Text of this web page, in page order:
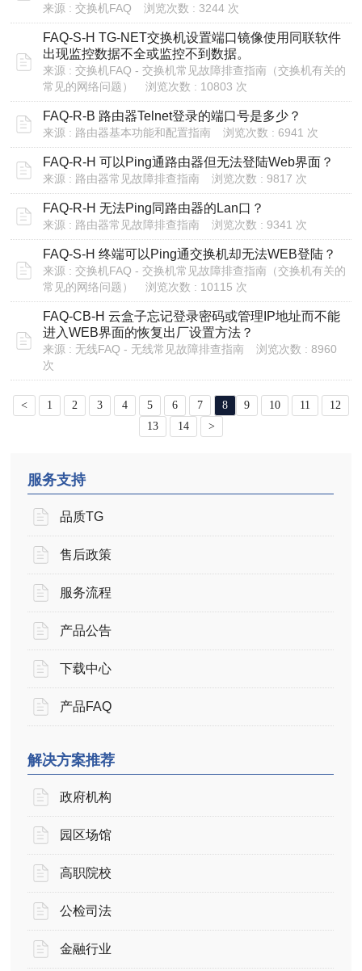
来源 : 交换机FAQ 浏览次数 : 3244 次
FAQ-S-H TG-NET交换机设置端口镜像使用同联软件
出现监控数据不全或监控不到数据。
来源 : 交换机FAQ - 交换机常见故障排查指南（交换机有关的
常见的网络问题）
浏览次数 : 10803 次
FAQ-R-B 路由器Telnet登录的端口号是多少？
来源 : 路由器基本功能和配置指南 浏览次数 : 6941 次
FAQ-R-H 可以Ping通路由器但无法登陆Web界面？
来源 : 路由器常见故障排查指南 浏览次数 : 9817 次
FAQ-R-H 无法Ping同路由器的Lan口？
来源 : 路由器常见故障排查指南 浏览次数 : 9341 次
FAQ-S-H 终端可以Ping通交换机却无法WEB登陆？
来源 : 交换机FAQ - 交换机常见故障排查指南（交换机有关的
常见的网络问题）
浏览次数 : 10115 次
FAQ-CB-H 云盒子忘记登录密码或管理IP地址而不能
进入WEB界面的恢复出厂设置方法？
来源 : 无线FAQ - 无线常见故障排查指南
浏览次数 : 8960
次
< 1 2 3 4 5 6 7 8 9 10 11
12
13
14 >
服务支持
品质TG
售后政策
服务流程
产品公告
下载中心
产品FAQ
解决方案推荐
政府机构
园区场馆
高职院校
公检司法
金融行业